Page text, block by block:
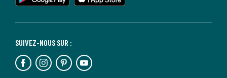
SUIVEZ-NOUS SUR :